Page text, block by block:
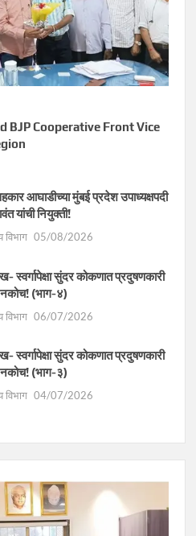
BJP Cooperative Front Vice
आघाडीच्या मुंबई प्रदेश उपाध्यक्षपदी
यांची नियुक्ती!
विभाग 05/08/2026
स्वर्गापेक्षा सुंदर कोकणात प्रदुषणकारी
(भाग-४)
विभाग 06/07/2026
स्वर्गापेक्षा सुंदर कोकणात प्रदुषणकारी
(भाग-३)
विभाग 04/07/2026